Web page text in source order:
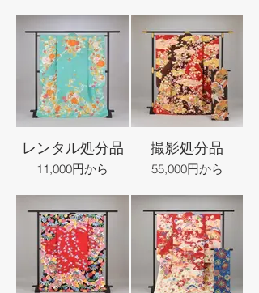
レンタル処分品
11,000円から
撮影処分品
55,000円から